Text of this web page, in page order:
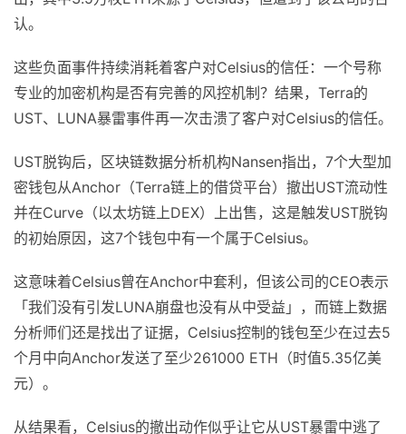
认。
这些负面事件持续消耗着客户对Celsius的信任：一个号称
专业的加密机构是否有完善的风控机制？结果，Terra的
UST、LUNA暴雷事件再一次击溃了客户对Celsius的信任。
UST脱钩后，区块链数据分析机构Nansen指出，7个大型加
密钱包从Anchor（Terra链上的借贷平台）撤出UST流动性
并在Curve（以太坊链上DEX）上出售，这是触发UST脱钩
的初始原因，这7个钱包中有一个属于Celsius。
这意味着Celsius曾在Anchor中套利，但该公司的CEO表示
「我们没有引发LUNA崩盘也没有从中受益」，而链上数据
分析师们还是找出了证据，Celsius控制的钱包至少在过去5
个月中向Anchor发送了至少261000 ETH（时值5.35亿美
元）。
从结果看，Celsius的撤出动作似乎让它从UST暴雷中逃了